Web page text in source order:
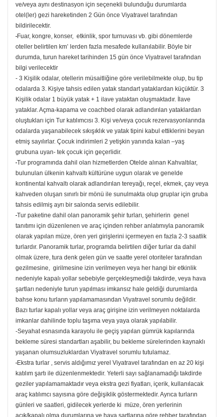
ve/veya aynı destinasyon için seçenekli bulunduğu durumlarda
otel(ler) gezi hareketinden 2 Gün önce Viyatravel tarafından
bildirilecektir.
-Fuar, kongre, konser, etkinlik, spor turnuvası vb. gibi dönemlerde
oteller belirtilen km’ lerden fazla mesafede kullanılabilir. Böyle bir
durumda, turun hareket tarihinden 15 gün önce Viyatravel tarafından
bilgi verilecektir
- 3 Kişilik odalar, otellerin müsaitliğine göre verilebilmekte olup, bu tip
odalarda 3. Kişiye tahsis edilen yatak standart yataklardan küçüktür. 3
Kişilik odalar 1 büyük yatak + 1 ilave yataktan oluşmaktadır. İlave
yataklar. Açma-kapama ve coachbed olarak adlandırılan yataklardan
oluştukları için Tur katılımcısı 3. Kişi ve/veya çocuk rezervasyonlarında
odalarda yaşanabilecek sıkışıklık ve yatak tipini kabul ettiklerini beyan
etmiş sayılırlar. Çocuk indirimleri 2 yetişkin yanında kalan –yaş
grubuna uyan- tek çocuk için geçerlidir.
-Tur programında dahil olan hizmetlerden Otelde alınan Kahvaltılar,
bulunulan ülkenin kahvaltı kültürüne uygun olarak ve genelde
kontinental kahvaltı olarak adlandırılan tereyağı, reçel, ekmek, çay veya
kahveden oluşan sınırlı bir mönü ile sunulmakta olup gruplar için gruba
tahsis edilmiş ayrı bir salonda servis edilebilir.
-Tur paketine dahil olan panoramik şehir turları, şehirlerin genel
tanıtımı için düzenlenen ve araç içinden rehber anlatımıyla panoramik
olarak yapılan müze, ören yeri girişlerini içermeyen en fazla 2-3 saatlik
turlardır. Panoramik turlar, programda belirtilen diğer turlar da dahil
olmak üzere, tura denk gelen gün ve saatte yerel otoriteler tarafından
gezilmesine, girilmesine izin verilmeyen veya her hangi bir etkinlik
nedeniyle kapalı yollar sebebiyle gerçekleşmediği takdirde, veya hava
şartları nedeniyle turun yapılması imkansız hale geldiği durumlarda
bahse konu turların yapılamamasından Viyatravel sorumlu değildir.
Bazı turlar kapalı yollar veya araç girişine izin verilmeyen noktalarda
imkanlar dahilinde toplu taşıma veya yaya olarak yapılabilir.
-Seyahat esnasında karayolu ile geçiş yapılan gümrük kapılarında
bekleme süresi standartları aşabilir, bu bekleme sürelerinden kaynaklı
yaşanan olumsuzluklardan Viyatravel sorumlu tutulamaz.
-Ekstra turlar , servis aldığımız yerel Viyatravel tarafından en az 20 kişi
katılım şartı ile düzenlenmektedir. Yeterli sayı sağlanamadığı takdirde
geziler yapılamamaktadır veya ekstra gezi fiyatları, içerik, kullanılacak
araç katılımcı sayısına göre değişiklik göstermektedir. Ayrıca turların
günleri ve saatleri, gidilecek yerlerde ki müze, ören yerlerinin
açık/kapalı olma durumlarına ve hava şartlarına göre rehber tarafından